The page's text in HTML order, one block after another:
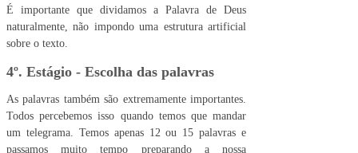
É importante que dividamos a Palavra de Deus
naturalmente, não impondo uma estrutura artificial
sobre o texto.
4º. Estágio - Escolha das palavras
As palavras também são extremamente importantes.
Todos percebemos isso quando temos que mandar
um telegrama. Temos apenas 12 ou 15 palavras e
passamos muito tempo preparando a nossa